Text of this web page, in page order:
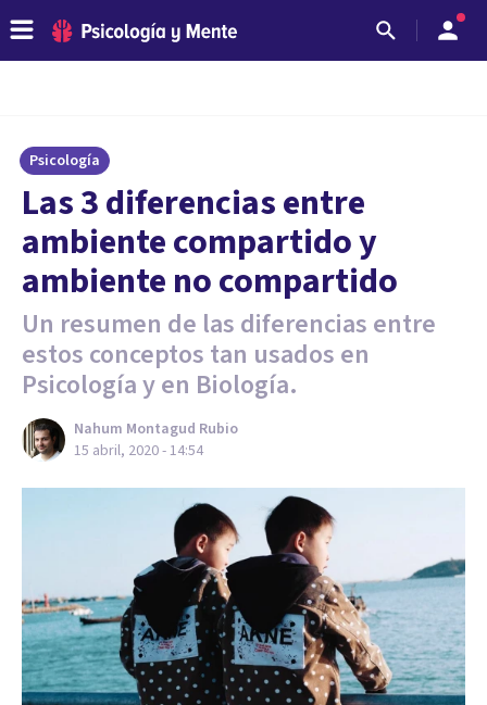
Psicología
Las 3 diferencias entre
ambiente compartido y
ambiente no compartido
Un resumen de las diferencias entre
estos conceptos tan usados en
Psicología y en Biología.
Nahum Montagud Rubio
15 abril, 2020 - 14:54